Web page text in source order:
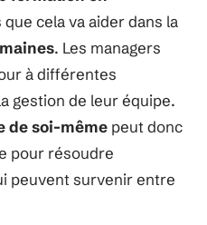
cela va aider dans la
. Les managers
à différentes
gestion de leur équipe.
de soi-même peut donc
pour résoudre
peuvent survenir entre